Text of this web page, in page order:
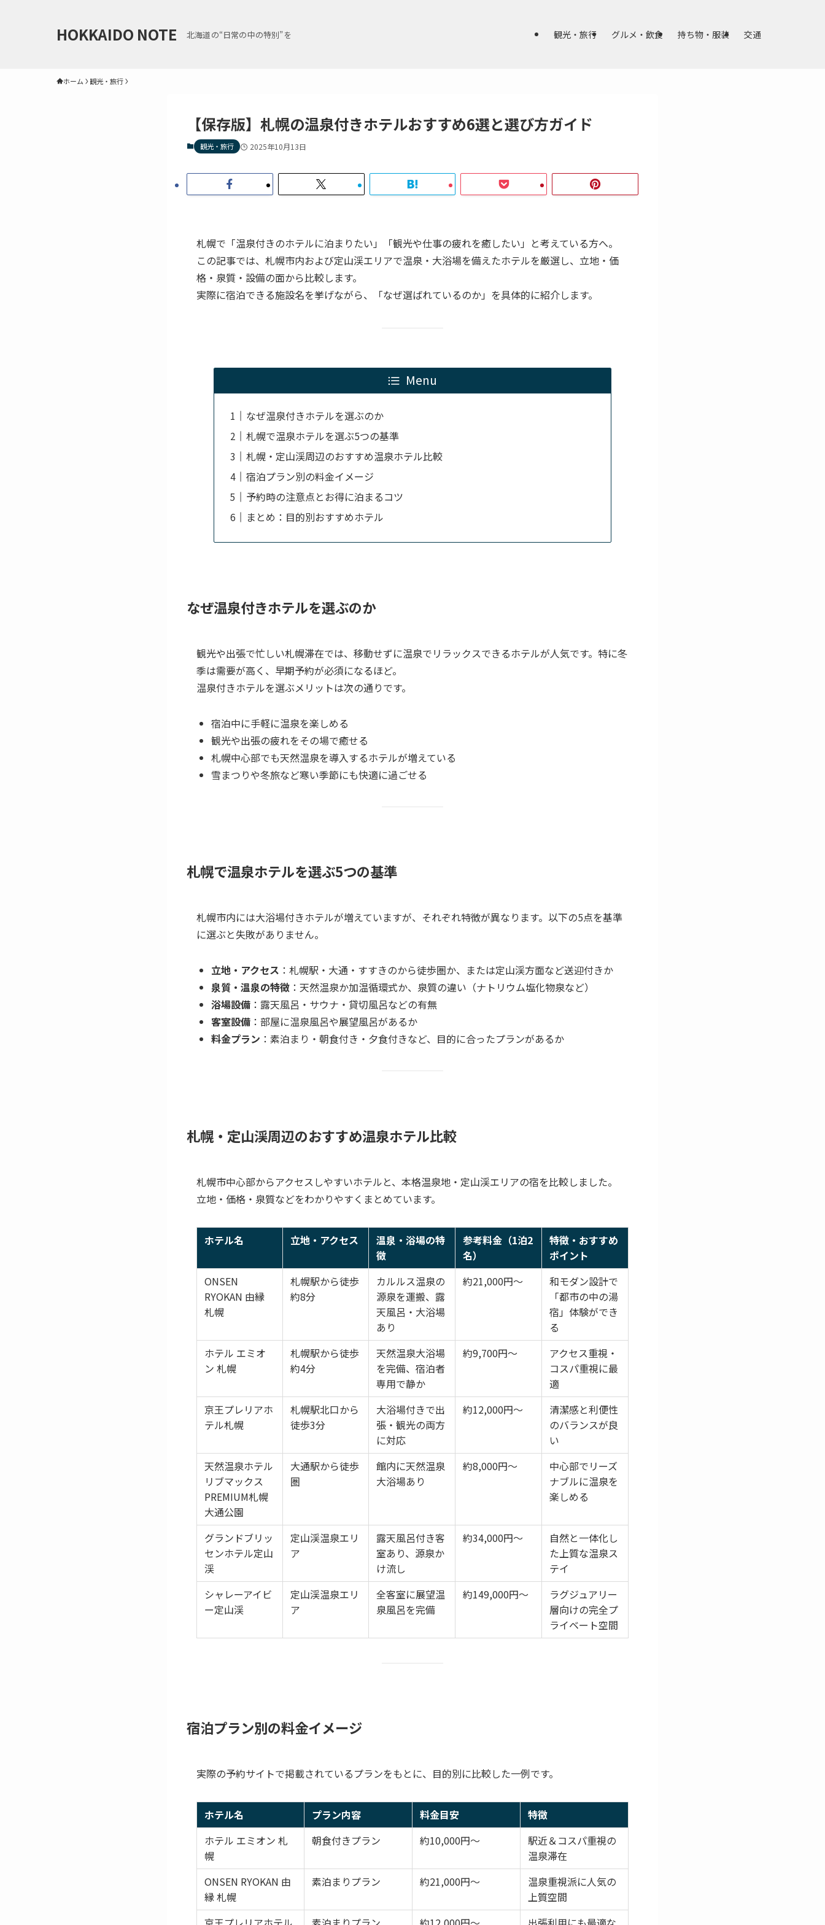
HOKKAIDO NOTE 北海道の“日常の中の特別”を 観光・旅行 グルメ・飲食 持ち物・服装 交通
ホーム 観光・旅行
【保存版】札幌の温泉付きホテルおすすめ6選と選び方ガイド
観光・旅行 2025年10月13日
札幌で「温泉付きのホテルに泊まりたい」「観光や仕事の疲れを癒したい」と考えている方へ。
この記事では、札幌市内および定山渓エリアで温泉・大浴場を備えたホテルを厳選し、立地・価
格・泉質・設備の面から比較します。
実際に宿泊できる施設名を挙げながら、「なぜ選ばれているのか」を具体的に紹介します。
Menu
なぜ温泉付きホテルを選ぶのか
札幌で温泉ホテルを選ぶ5つの基準
札幌・定山渓周辺のおすすめ温泉ホテル比較
宿泊プラン別の料金イメージ
予約時の注意点とお得に泊まるコツ
まとめ：目的別おすすめホテル
なぜ温泉付きホテルを選ぶのか
観光や出張で忙しい札幌滞在では、移動せずに温泉でリラックスできるホテルが人気です。特に冬
季は需要が高く、早期予約が必須になるほど。
温泉付きホテルを選ぶメリットは次の通りです。
宿泊中に手軽に温泉を楽しめる
観光や出張の疲れをその場で癒せる
札幌中心部でも天然温泉を導入するホテルが増えている
雪まつりや冬旅など寒い季節にも快適に過ごせる
札幌で温泉ホテルを選ぶ5つの基準
札幌市内には大浴場付きホテルが増えていますが、それぞれ特徴が異なります。以下の5点を基準
に選ぶと失敗がありません。
立地・アクセス ：札幌駅・大通・すすきのから徒歩圏か、または定山渓方面など送迎付きか
泉質・温泉の特徴 ：天然温泉か加温循環式か、泉質の違い（ナトリウム塩化物泉など）
浴場設備 ：露天風呂・サウナ・貸切風呂などの有無
客室設備 ：部屋に温泉風呂や展望風呂があるか
料金プラン ：素泊まり・朝食付き・夕食付きなど、目的に合ったプランがあるか
札幌・定山渓周辺のおすすめ温泉ホテル比較
札幌市中心部からアクセスしやすいホテルと、本格温泉地・定山渓エリアの宿を比較しました。
立地・価格・泉質などをわかりやすくまとめています。
ホテル名 立地・アクセス
温泉・浴場の特
徴
参考料金（1泊2
名）
特徴・おすすめ
ポイント
ONSEN
RYOKAN 由縁
札幌
札幌駅から徒歩
約8分
カルルス温泉の
源泉を運搬、露
天風呂・大浴場
あり
約21,000円〜
和モダン設計で
「都市の中の湯
宿」体験ができ
る
ホテル エミオ
ン 札幌
札幌駅から徒歩
約4分
天然温泉大浴場
を完備、宿泊者
専用で静か
約9,700円〜
アクセス重視・
コスパ重視に最
適
京王プレリアホ
テル札幌
札幌駅北口から
徒歩3分
大浴場付きで出
張・観光の両方
に対応
約12,000円〜
清潔感と利便性
のバランスが良
い
天然温泉ホテル
リブマックス
PREMIUM札幌
大通公園
大通駅から徒歩
圏
館内に天然温泉
大浴場あり
約8,000円〜
中心部でリーズ
ナブルに温泉を
楽しめる
グランドブリッ
センホテル定山
渓
定山渓温泉エリ
ア
露天風呂付き客
室あり、源泉か
け流し
約34,000円〜
自然と一体化し
た上質な温泉ス
テイ
シャレーアイビ
ー定山渓
定山渓温泉エリ
ア
全客室に展望温
泉風呂を完備
約149,000円〜
ラグジュアリー
層向けの完全プ
ライベート空間
宿泊プラン別の料金イメージ
実際の予約サイトで掲載されているプランをもとに、目的別に比較した一例です。
ホテル名 プラン内容 料金目安
特徴
ホテル エミオン 札
幌
朝食付きプラン 約10,000円〜
駅近＆コスパ重視の
温泉滞在
ONSEN RYOKAN 由
縁 札幌
素泊まりプラン 約21,000円〜
温泉重視派に人気の
上質空間